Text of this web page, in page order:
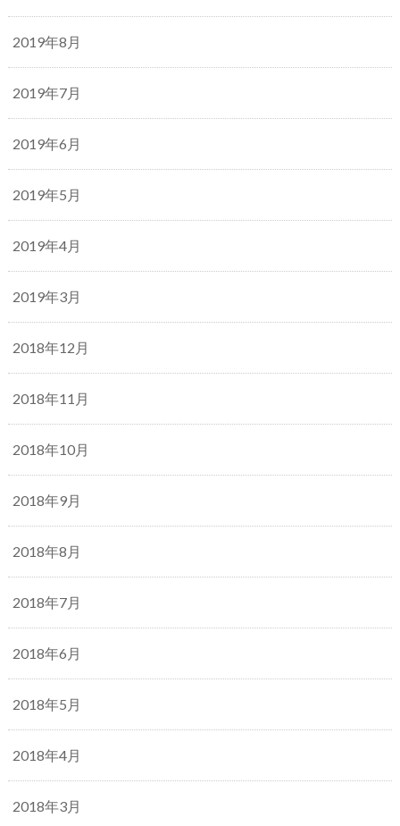
2019年8月
2019年7月
2019年6月
2019年5月
2019年4月
2019年3月
2018年12月
2018年11月
2018年10月
2018年9月
2018年8月
2018年7月
2018年6月
2018年5月
2018年4月
2018年3月